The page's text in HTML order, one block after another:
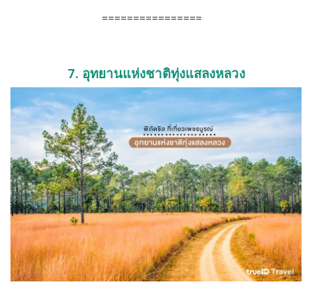
================
7. อุทยานแห่งชาติทุ่งแสลงหลวง